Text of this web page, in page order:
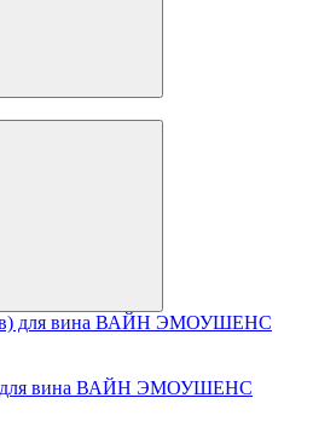
для вина ВАЙН ЭМОУШЕНС